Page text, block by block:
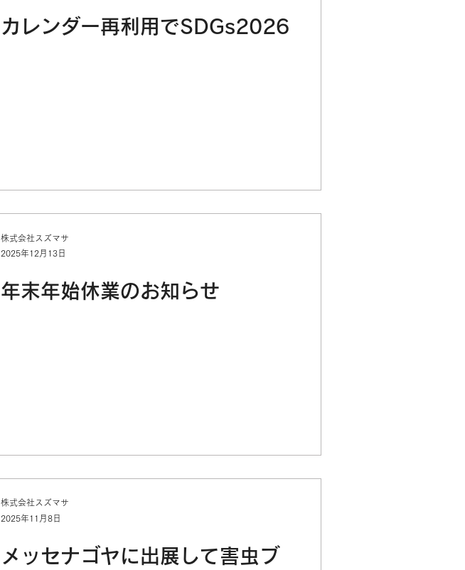
カレンダー再利用でSDGs2026
年末年始休業のお知らせ
株式会社スズマサ
2025年12月13日
メッセナゴヤに出展して害虫ブ
株式会社スズマサ
2025年11月8日